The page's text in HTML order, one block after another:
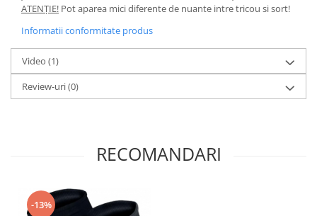
ATENȚIE! Pot aparea mici diferente de nuante intre tricou si sort!
Informatii conformitate produs
Video (1)
Review-uri(0)
RECOMANDARI
-13%